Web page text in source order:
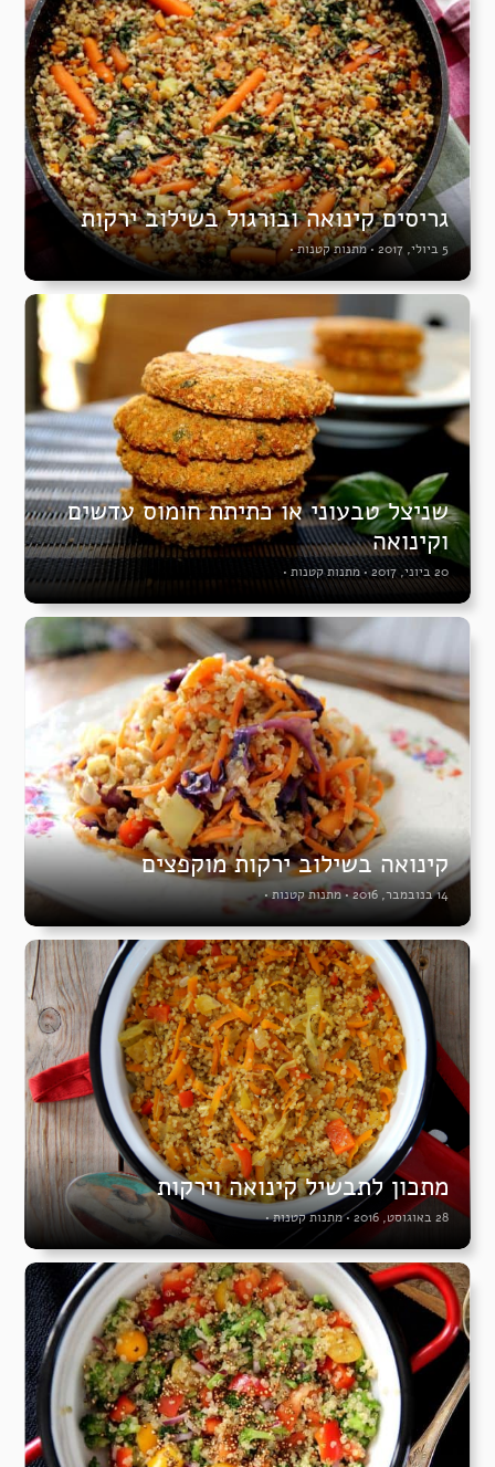
גריסים קינואה ובורגול בשילוב ירקות
5 ביולי, 2017 •מתנות קטנות•
שניצל טבעוני או כתיתת חומוס עדשים
וקינואה
20 ביוני, 2017 •מתנות קטנות •
קינואה בשילוב ירקות מוקפצים
14 בנובמבר, 2016 •מתנות קטנות•
מתכון לתבשיל קינואה וירקות
28 באוגוסט, 2016 •מתנות קטנות•